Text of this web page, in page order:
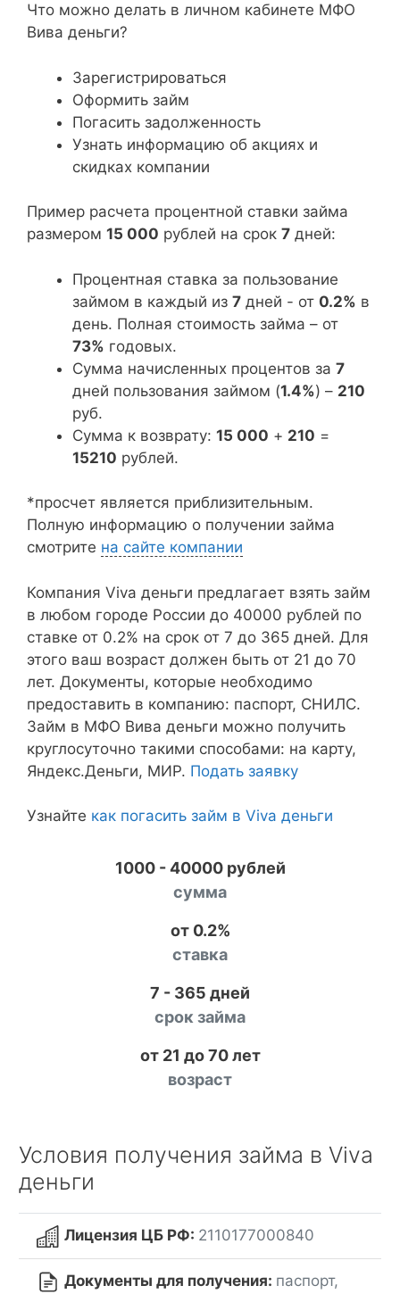
Что можно делать в личном кабинете МФО
Вива деньги?
Зарегистрироваться
Оформить займ
Погасить задолженность
Узнать информацию об акциях и
скидках компании
Пример расчета процентной ставки займа
размером 15 000 рублей на срок 7 дней:
Процентная ставка за пользование
займом в каждый из 7 дней - от 0.2% в
день. Полная стоимость займа – от
73% годовых.
Сумма начисленных процентов за 7
дней пользования займом (1.4%) – 210
руб.
Сумма к возврату: 15 000 + 210 =
15210 рублей.
*просчет является приблизительным.
Полную информацию о получении займа
смотрите на сайте компании
Компания Viva деньги предлагает взять займ
в любом городе России до 40000 рублей по
ставке от 0.2% на срок от 7 до 365 дней. Для
этого ваш возраст должен быть от 21 до 70
лет. Документы, которые необходимо
предоставить в компанию: паспорт, СНИЛС.
Займ в МФО Вива деньги можно получить
круглосуточно такими способами: на карту,
Яндекс.Деньги, МИР. Подать заявку
Узнайте как погасить займ в Viva деньги
1000 - 40000 рублей
сумма
от 0.2%
ставка
7 - 365 дней
срок займа
от 21 до 70 лет
возраст
Условия получения займа в Viva
деньги
Лицензия ЦБ РФ: 2110177000840
Документы для получения: паспорт,